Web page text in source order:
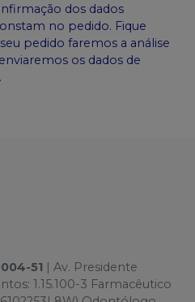
dos dados
no pedido. Fique
pedido faremos a análise
os dados de
51 | Av. Presidente
1.15.100-3 Farmacêutico